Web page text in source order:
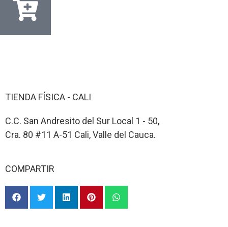
TIENDA FÍSICA - CALI
C.C. San Andresito del Sur Local 1 - 50,
Cra. 80 #11 A-51 Cali, Valle del Cauca.
COMPARTIR